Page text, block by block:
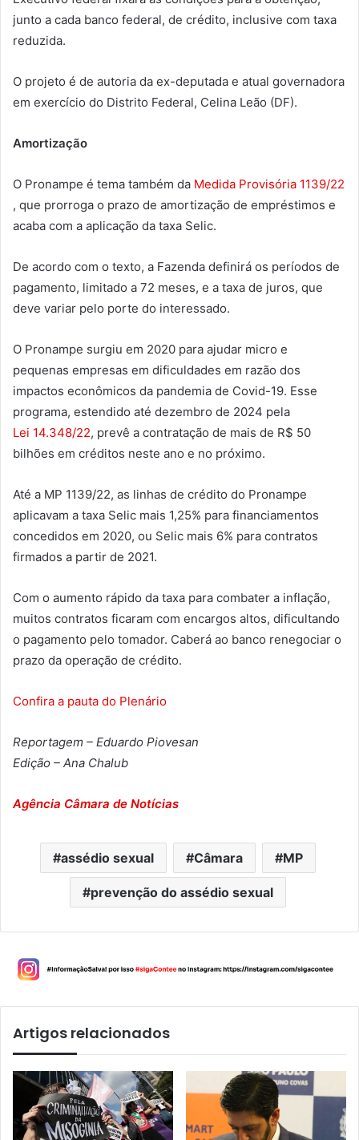
junto a cada banco federal, de crédito, inclusive com taxa
reduzida.
O projeto é de autoria da ex-deputada e atual governadora
em exercício do Distrito Federal, Celina Leão (DF).
Amortização
O Pronampe é tema também da Medida Provisória 1139/22
, que prorroga o prazo de amortização de empréstimos e
acaba com a aplicação da taxa Selic.
De acordo com o texto, a Fazenda definirá os períodos de
pagamento, limitado a 72 meses, e a taxa de juros, que
deve variar pelo porte do interessado.
O Pronampe surgiu em 2020 para ajudar micro e
pequenas empresas em dificuldades em razão dos
impactos econômicos da pandemia de Covid-19. Esse
programa, estendido até dezembro de 2024 pela
Lei 14.348/22, prevê a contratação de mais de R$ 50
bilhões em créditos neste ano e no próximo.
Até a MP 1139/22, as linhas de crédito do Pronampe
aplicavam a taxa Selic mais 1,25% para financiamentos
concedidos em 2020, ou Selic mais 6% para contratos
firmados a partir de 2021.
Com o aumento rápido da taxa para combater a inflação,
muitos contratos ficaram com encargos altos, dificultando
o pagamento pelo tomador. Caberá ao banco renegociar o
prazo da operação de crédito.
Confira a pauta do Plenário
Reportagem – Eduardo Piovesan
Edição – Ana Chalub
Agência Câmara de Notícias
assédio sexual Câmara MP
prevenção do assédio sexual
Artigos relacionados